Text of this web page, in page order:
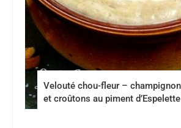
Velouté chou-fleur –
et croûtons au piment d’Espelette